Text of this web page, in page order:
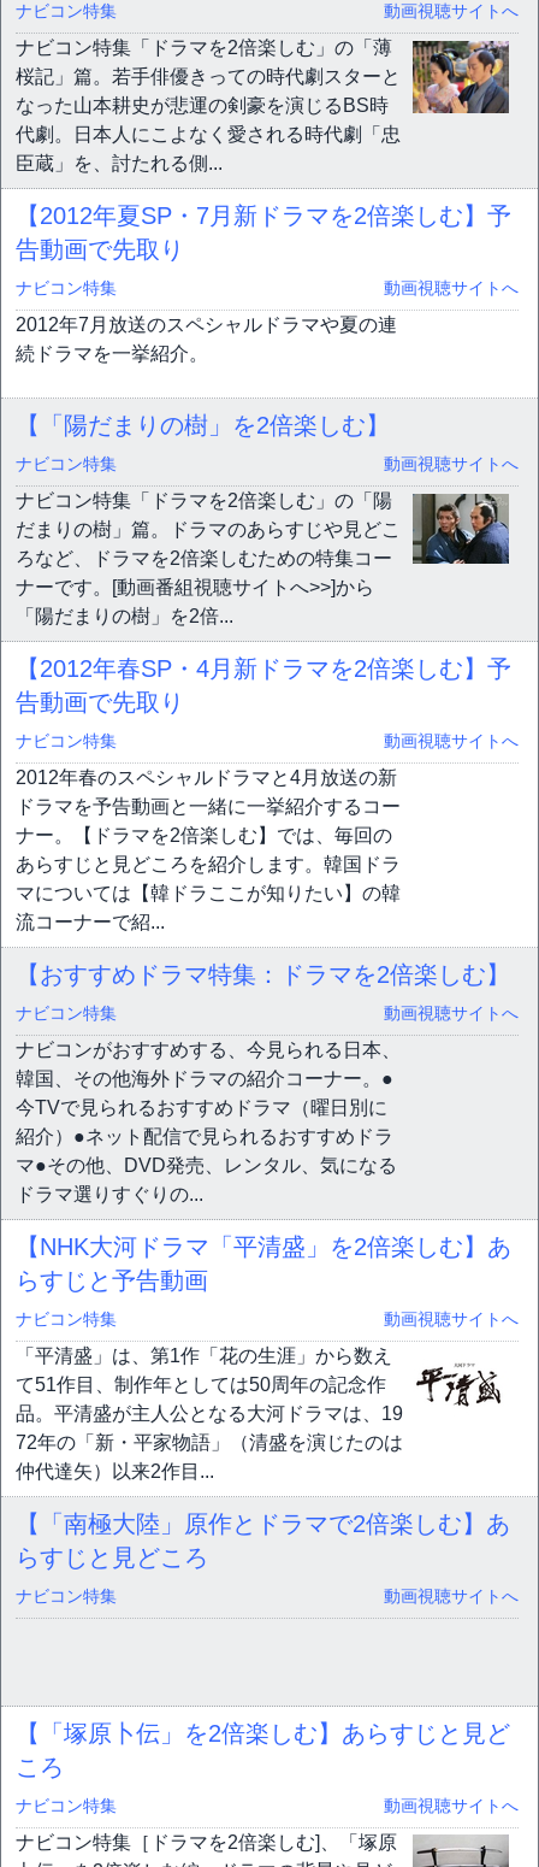
ナビコン特集 動画視聴サイトへ
ナビコン特集「ドラマを2倍楽しむ」の「薄
桜記」篇。若手俳優きっての時代劇スターと
なった山本耕史が悲運の剣豪を演じるBS時
代劇。日本人にこよなく愛される時代劇「忠
臣蔵」を、討たれる側...
【2012年夏SP・7月新ドラマを2倍楽しむ】予
告動画で先取り
ナビコン特集 動画視聴サイトへ
2012年7月放送のスペシャルドラマや夏の連
続ドラマを一挙紹介。
【「陽だまりの樹」を2倍楽しむ】
ナビコン特集 動画視聴サイトへ
ナビコン特集「ドラマを2倍楽しむ」の「陽
だまりの樹」篇。ドラマのあらすじや見どこ
ろなど、ドラマを2倍楽しむための特集コー
ナーです。[動画番組視聴サイトへ>>]から
「陽だまりの樹」を2倍...
【2012年春SP・4月新ドラマを2倍楽しむ】予
告動画で先取り
ナビコン特集 動画視聴サイトへ
2012年春のスペシャルドラマと4月放送の新
ドラマを予告動画と一緒に一挙紹介するコー
ナー。【ドラマを2倍楽しむ】では、毎回の
あらすじと見どころを紹介します。韓国ドラ
マについては【韓ドラここが知りたい】の韓
流コーナーで紹...
【おすすめドラマ特集：ドラマを2倍楽しむ】
ナビコン特集 動画視聴サイトへ
ナビコンがおすすめする、今見られる日本、
韓国、その他海外ドラマの紹介コーナー。●
今TVで見られるおすすめドラマ（曜日別に
紹介）●ネット配信で見られるおすすめドラ
マ●その他、DVD発売、レンタル、気になる
ドラマ選りすぐりの...
【NHK大河ドラマ「平清盛」を2倍楽しむ】あ
らすじと予告動画
ナビコン特集 動画視聴サイトへ
「平清盛」は、第1作「花の生涯」から数え
て51作目、制作年としては50周年の記念作
品。平清盛が主人公となる大河ドラマは、19
72年の「新・平家物語」（清盛を演じたのは
仲代達矢）以来2作目...
【「南極大陸」原作とドラマで2倍楽しむ】あ
らすじと見どころ
ナビコン特集 動画視聴サイトへ
【「塚原卜伝」を2倍楽しむ】あらすじと見ど
ころ
ナビコン特集 動画視聴サイトへ
ナビコン特集［ドラマを2倍楽しむ]、「塚原